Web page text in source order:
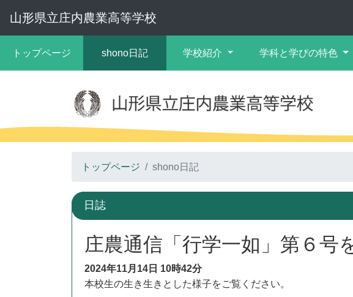
山形県立庄内農業高等学校
トップページ shono日記 学校紹介 学科と学びの特色
トップページ shono日記
日誌
庄農通信「行学一如」第６号
2024年11月14日 10時42分
本校生の生き生きとした様子をご覧ください。